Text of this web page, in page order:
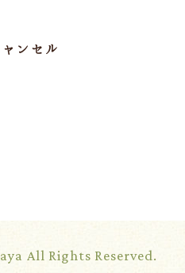
ンセル
All Rights Reserved.